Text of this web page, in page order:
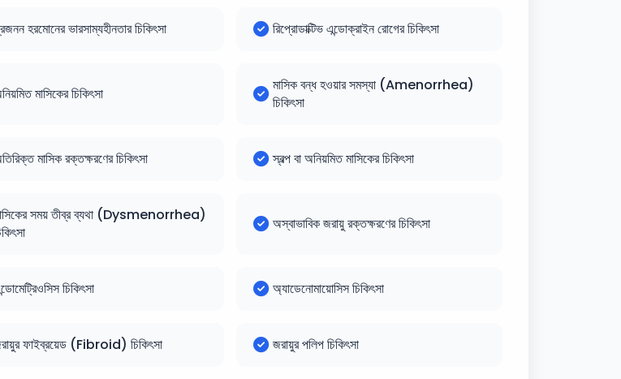
হরমোনের ভারসাম্যহীনতার চিকিৎসা রিপ্রোডাক্টিভ এন্ডোক্রাইন রোগের চিকিৎসা
মাসিকের চিকিৎসা
মাসিক বন্ধ হওয়ার সমস্যা (Amenorrhea)
চিকিৎসা
মাসিক রক্তক্ষরণের চিকিৎসা স্বল্প বা অনিয়মিত মাসিকের চিকিৎসা
সময় তীব্র ব্যথা (Dysmenorrhea)
অস্বাভাবিক জরায়ু রক্তক্ষরণের চিকিৎসা
চিকিৎসা অ্যাডেনোমায়োসিস চিকিৎসা
ফাইব্রয়েড (Fibroid) চিকিৎসা জরায়ুর পলিপ চিকিৎসা